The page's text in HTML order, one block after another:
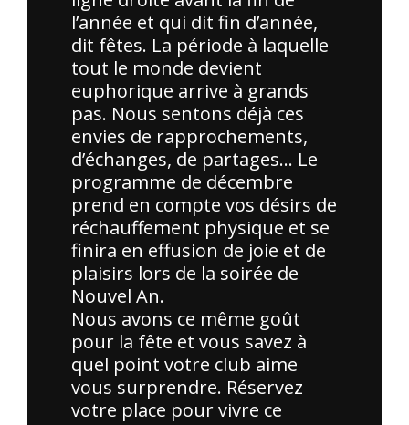
l’année et qui dit fin d’année,
dit fêtes. La période à laquelle
tout le monde devient
euphorique arrive à grands
pas. Nous sentons déjà ces
envies de rapprochements,
d’échanges, de partages… Le
programme de décembre
prend en compte vos désirs de
réchauffement physique et se
finira en effusion de joie et de
plaisirs lors de la soirée de
Nouvel An.
Nous avons ce même goût
pour la fête et vous savez à
quel point votre club aime
vous surprendre. Réservez
votre place pour vivre ce